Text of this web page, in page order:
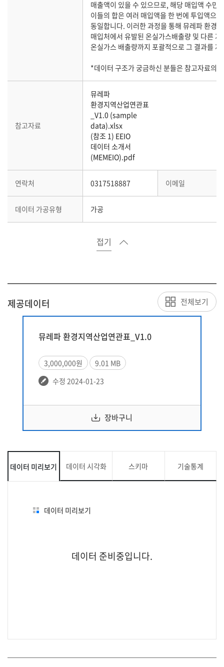
매출액이 있을 수 있으므로, 해당 매입액 수만
이들의 합은 여러 매입액을 한 번에 투입액으
동일합니다. 이러한 과정을 통해 뮤레파 환경
매입처에서 유발된 온실가스배출량 및 다른
온실가스 배출량까지 포괄적으로 그 결과를
*데이터 구조가 궁금하신 분들은 참고자료의
참고자료
뮤레파
환경지역산업연관표
_V1.0 (sample
data).xlsx
(참조 1) EEIO
데이터 소개서
(MEMEIO).pdf
연락처 0317518887 이메일
데이터 가공유형 가공
접기
제공데이터
뮤레파 환경지역산업연관표_V1.0
3,000,000원
9.01 MB
수정 2024-01-23
장바구니
전체보기
데이터 미리보기 데이터 시각화 스키마 기술통계
데이터 미리보기
데이터 준비중입니다.